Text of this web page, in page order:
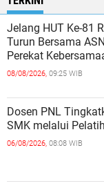
Jelang HUT Ke-81
Turun Bersama
Perekat
08/08/2026, 09:25 WIB
Dosen PNL
SMK melalui
06/08/2026, 08:08 WIB